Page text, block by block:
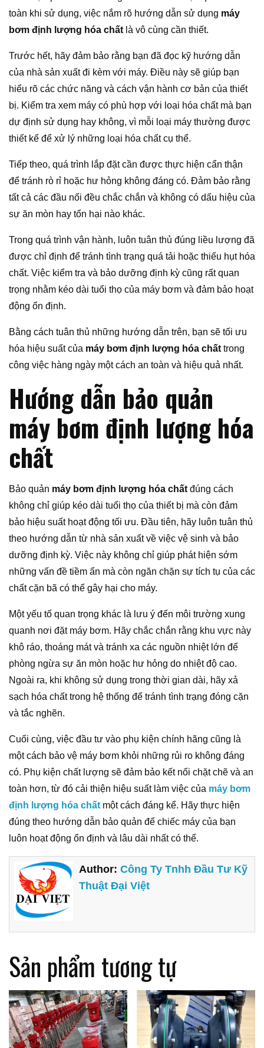
toàn khi sử dụng, việc nắm rõ hướng dẫn sử dụng máy
bơm định lượng hóa chất là vô cùng cần thiết.
Trước hết, hãy đảm bảo rằng bạn đã đọc kỹ hướng dẫn
của nhà sản xuất đi kèm với máy. Điều này sẽ giúp bạn
hiểu rõ các chức năng và cách vận hành cơ bản của thiết
bị. Kiểm tra xem máy có phù hợp với loại hóa chất mà bạn
dự định sử dụng hay không, vì mỗi loại máy thường được
thiết kế để xử lý những loại hóa chất cụ thể.
Tiếp theo, quá trình lắp đặt cần được thực hiện cẩn thận
để tránh rò rỉ hoặc hư hỏng không đáng có. Đảm bảo rằng
tất cả các đầu nối đều chắc chắn và không có dấu hiệu của
sự ăn mòn hay tổn hại nào khác.
Trong quá trình vận hành, luôn tuân thủ đúng liều lượng đã
được chỉ định để tránh tình trạng quá tải hoặc thiếu hụt hóa
chất. Việc kiểm tra và bảo dưỡng định kỳ cũng rất quan
trọng nhằm kéo dài tuổi thọ của máy bơm và đảm bảo hoạt
động ổn định.
Bằng cách tuân thủ những hướng dẫn trên, bạn sẽ tối ưu
hóa hiệu suất của máy bơm định lượng hóa chất trong
công việc hàng ngày một cách an toàn và hiệu quả nhất.
Hướng dẫn bảo quản
máy bơm định lượng hóa
chất
Bảo quản máy bơm định lượng hóa chất đúng cách
không chỉ giúp kéo dài tuổi thọ của thiết bị mà còn đảm
bảo hiệu suất hoạt động tối ưu. Đầu tiên, hãy luôn tuân thủ
theo hướng dẫn từ nhà sản xuất về việc vệ sinh và bảo
dưỡng định kỳ. Việc này không chỉ giúp phát hiện sớm
những vấn đề tiềm ẩn mà còn ngăn chặn sự tích tụ của các
chất cặn bã có thể gây hại cho máy.
Một yếu tố quan trọng khác là lưu ý đến môi trường xung
quanh nơi đặt máy bơm. Hãy chắc chắn rằng khu vực này
khô ráo, thoáng mát và tránh xa các nguồn nhiệt lớn để
phòng ngừa sự ăn mòn hoặc hư hỏng do nhiệt độ cao.
Ngoài ra, khi không sử dụng trong thời gian dài, hãy xả
sạch hóa chất trong hệ thống để tránh tình trạng đóng cặn
và tắc nghẽn.
Cuối cùng, việc đầu tư vào phụ kiện chính hãng cũng là
một cách bảo vệ máy bơm khỏi những rủi ro không đáng
có. Phụ kiện chất lượng sẽ đảm bảo kết nối chặt chẽ và an
toàn hơn, từ đó cải thiện hiệu suất làm việc của máy bơm
định lượng hóa chất một cách đáng kể. Hãy thực hiện
đúng theo hướng dẫn bảo quản để chiếc máy của bạn
luôn hoạt động ổn định và lâu dài nhất có thể.
Author:Công Ty Tnhh Đầu Tư Kỹ
Thuật Đại Việt
Sản phẩm tương tự